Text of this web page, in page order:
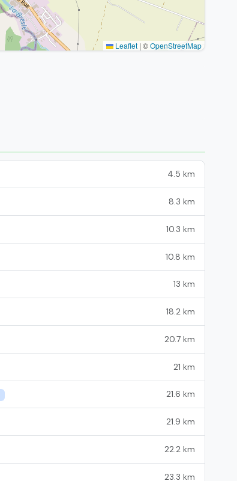
Leaflet | ©OpenStreetMap
4.5 km
8.3 km
10.3 km
10.8 km
13 km
18.2 km
20.7 km
21 km
21.6 km
21.9 km
22.2 km
23.3 km